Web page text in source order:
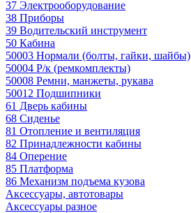
37 Электрооборудование
38 Приборы
39 Водительский инструмент
50 Кабина
50003 Нормали (болты, гайки, шайбы)
50004 Р/к (ремкомплекты)
50008 Ремни, манжеты, рукава
50012 Подшипники
61 Дверь кабины
68 Сиденье
81 Отопление и вентиляция
82 Принадлежности кабины
84 Оперение
85 Платформа
86 Механизм подъема кузова
Аксессуары, автотовары
Аксессуары разное